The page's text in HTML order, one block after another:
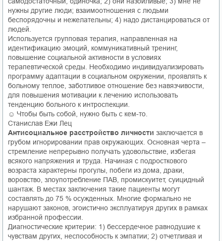
нужны другие люди; взаимоотношения с людьми
беспорядочны и нежелательны; 4) надо дистанцироваться от
людей.
Используется групповая терапия, направленная на
идентификацию эмоций, коммуникативный тренинг,
повышение социальной активности в условиях
терапевтической среды. Необходимо индивидуализировать
программу адаптации в социальном окружении, проявлять к
больному теплое, заботливое отношение без навязчивости,
для повышения мотивации к лечению использовать
тенденцию больного к интроспекции.
☺ Чтобы быть собой, нужно быть с кем-то.
Станислав Ежи Лец
Антисоциальное расстройство личности заключается в
грубом игнорировании прав окружающих. Основная черта –
стремление непрерывно получать удовольствие, избегая
всякого напряжения и труда. Начиная с подросткового
возраста характерны прогулы, побеги из дома, драки,
воровство, злоупотребление ПАВ, промискуитет, суицидный
шантаж. В местах заключения такие пациенты могут
составлять до 75 % осужденных. Многие формально не
нарушают законов, эгоистично эксплуатируя других в рамках
избранной профессии.
Диагностические критерии: 1) бессердечное равнодушие к
чувствам других, неспособность к эмпатии; 2) отчетливая и